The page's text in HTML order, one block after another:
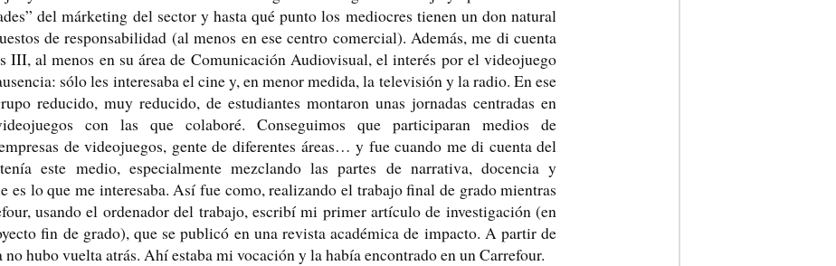
del márketing del sector y hasta qué punto los mediocres tienen un don natural
de responsabilidad (al menos en ese centro comercial). Además, me di cuenta
III, al menos en su área de Comunicación Audiovisual, el interés por el videojuego
sólo les interesaba el cine y, en menor medida, la televisión y la radio. En ese
reducido, muy reducido, de estudiantes montaron unas jornadas centradas en
con las que colaboré. Conseguimos que participaran medios de
de videojuegos, gente de diferentes áreas… y fue cuando me di cuenta del
este medio, especialmente mezclando las partes de narrativa, docencia y
es lo que me interesaba. Así fue como, realizando el trabajo final de grado mientras
usando el ordenador del trabajo, escribí mi primer artículo de investigación (en
fin de grado), que se publicó en una revista académica de impacto. A partir de
no hubo vuelta atrás. Ahí estaba mi vocación y la había encontrado en un Carrefour.